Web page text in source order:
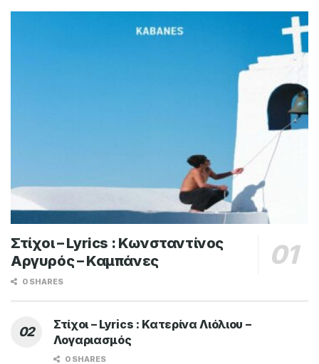
Στίχοι – Lyrics : Κωνσταντίνος
Αργυρός – Καμπάνες
0 SHARES
Στίχοι – Lyrics : Κατερίνα Λιόλιου –
Λογαριασμός
0 SHARES